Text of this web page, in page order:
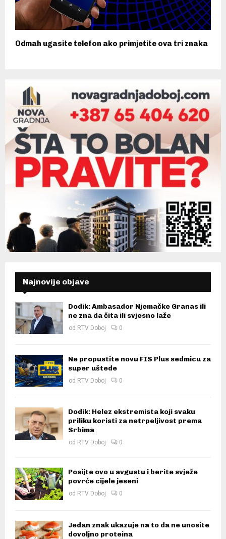
Odmah ugasite telefon ako primjetite ova tri znaka
Najnovije objave
Dodik: Ambasador Njemačke Granas ili
ne zna da čita ili svjesno laže
od RTV Doboj 0
Ne propustite novu FIS Plus sedmicu za
super uštede
od RTV Doboj 0
Dodik: Helez ekstremista koji svaku
priliku koristi za netrpeljivost prema
Srbima
od RTV Doboj 0
Posijte ovo u avgustu i berite svježe
povrće cijele jeseni
od RTV Doboj 0
Jedan znak ukazuje na to da ne unosite
dovoljno proteina